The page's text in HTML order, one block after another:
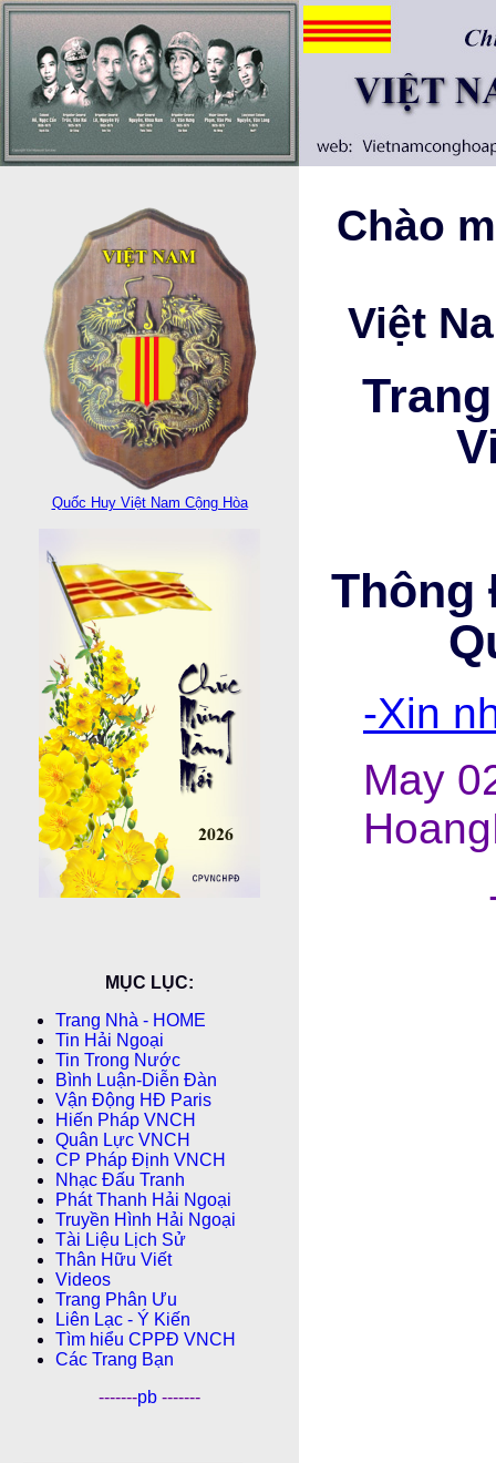
Quốc Huy Việt Nam Cộng Hòa
MỤC LỤC:
Trang Nhà - HOME
Tin Hải Ngoại
Tin Trong Nước
Bình Luận-Diễn Ðàn
Vận Động HĐ Paris
Hiến Pháp VNCH
Quân Lực VNCH
CP Pháp Ðịnh VNCH
Nhạc Đấu Tranh
Phát Thanh Hải Ngoại
Truyền Hình Hải Ngoại
Tài Liệu Lịch Sử
Thân Hữu Viết
Videos
Trang Phân Ưu
Liên Lạc - Ý Kiến
Tìm hiểu CPPÐ VNCH
Các Trang Bạn
-------pb -------
Chào
Việt
Thông
-Xin
May